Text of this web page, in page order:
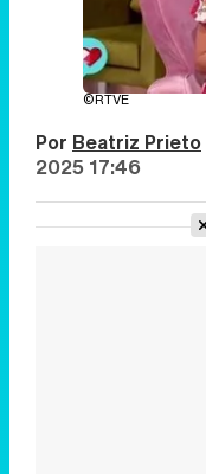
©RTVE
Por Beatriz Prieto
2025 17:46